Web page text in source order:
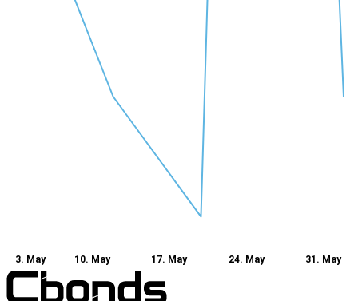
3. May 10. May 17. May 24. May 31. May